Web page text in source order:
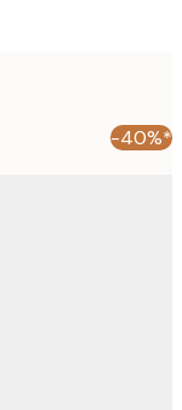
-40%*